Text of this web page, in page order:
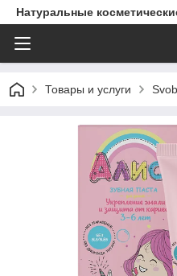
Натуральные
Товары и услуги